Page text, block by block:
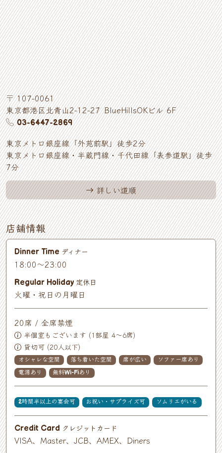
〒107-0061
東京都港区北青山2-12-27 BlueHillsOKビル 6F
03-6447-2869
東京メトロ銀座線「外苑前駅」徒歩2分
東京メトロ銀座線・半蔵門線・千代田線「表参道駅」徒歩
7分
詳しい道順
店舗情報
Dinner Time ディナー
18:00～23:00
Regular Holiday 定休日
火曜・祝日の月曜日
20席 / 全席禁煙
半個室もございます (1部屋 4〜6席)
貸切可 (20人以下)
オシャレな空間 落ち着いた空間 席が広い
ソファー席あり
電源あり
無料Wi-Fiあり
2時間半以上の宴会可 お祝い・サプライズ可 ソムリエがいる
Credit Card クレジットカード
VISA、Master、JCB、AMEX、Diners